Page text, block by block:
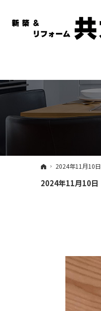
ホーム
2024年11月10日
2024年11月10日